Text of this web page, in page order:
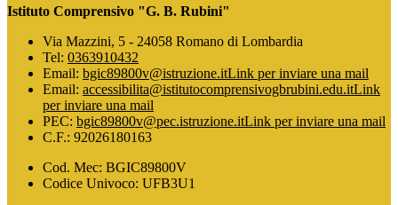
Istituto Comprensivo "G. B. Rubini"
Via Mazzini, 5 - 24058 Romano di Lombardia
Tel: 0363910432
Email: bgic89800v@istruzione.itLink per inviare una mail
Email: accessibilita@istitutocomprensivogbrubini.edu.itLink
per inviare una mail
PEC: bgic89800v@pec.istruzione.itLink per inviare una mail
C.F.: 92026180163
Cod. Mec: BGIC89800V
Codice Univoco: UFB3U1